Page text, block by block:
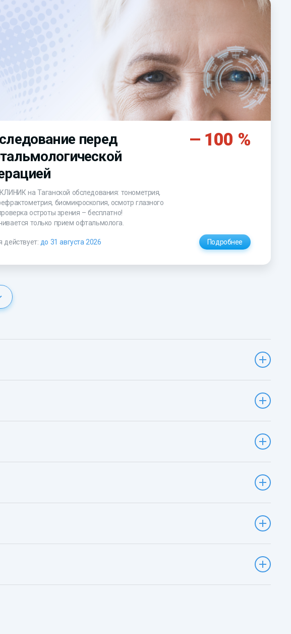
перед
100 %
на Таганской обследования: тонометрия,
биомикроскопия, осмотр глазного
остроты зрения – бесплатно!
только прием офтальмолога.
действует: до 31 августа 2026 Подробнее